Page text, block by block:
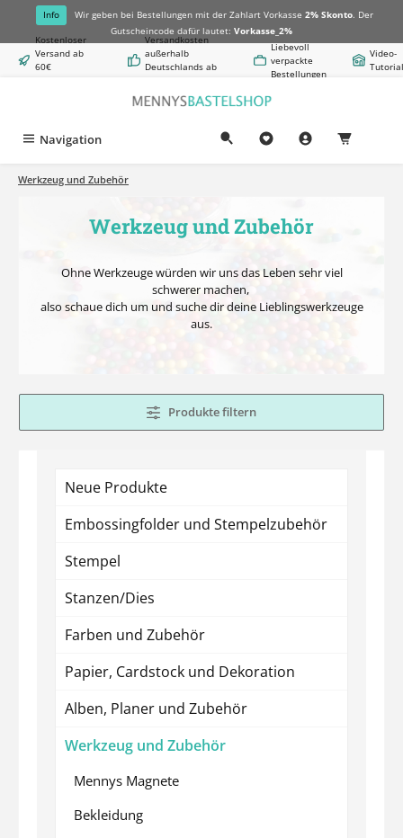
springen
Info Wir geben bei Bestellungen mit der Zahlart Vorkasse 2% Skonto. Der
Gutscheincode dafür lautet: Vorkasse_2%
Kostenloser
Versand ab
60€
Versandkosten
außerhalb
Deutschlands ab
Liebevoll
verpackte
Bestellungen
Video-
Navigation
Werkzeug und Zubehör
Werkzeug und Zubehör
Ohne Werkzeuge würden wir uns das Leben sehr viel
schwerer machen,
also schaue dich um und suche dir deine Lieblingswerkzeuge
aus.
Produkte filtern
Neue Produkte
Embossingfolder und Stempelzubehör
Stempel
Stanzen/Dies
Farben und Zubehör
Papier, Cardstock und Dekoration
Alben, Planer und Zubehör
Werkzeug und Zubehör
Mennys Magnete
Bekleidung